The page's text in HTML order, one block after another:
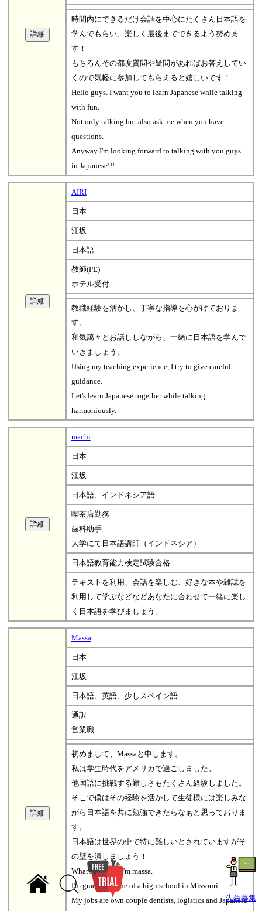
先生募集
時間内にできるだけ会話を中心にたくさん日本語を
学んでもらい、楽しく最後までできるよう努めま
す！
もちろんその都度質問や疑問があればお答えしてい
くので気軽に参加してもらえると嬉しいです！
Hello guys. I want you to learn Japanese while talking
with fun.
Not only talking but also ask me when you have
questions.
Anyway I'm looking forward to talking with you guys
in Japanese!!!
AIRI
日本
江坂
日本語
教師(PE)
ホテル受付
教職経験を活かし、丁寧な指導を心がけておりま
す。
和気藹々とお話ししながら、一緒に日本語を学んで
いきましょう。
Using my teaching experience, I try to give careful
guidance.
Let's learn Japanese together while talking
harmoniously.
machi
日本
江坂
日本語、インドネシア語
喫茶店勤務
歯科助手
大学にて日本語講師（インドネシア）
日本語教育能力検定試験合格
テキストを利用、会話を楽しむ、好きな本や雑誌を
利用して学ぶなどなどあなたに合わせて一緒に楽し
く日本語を学びましょう。
Massa
日本
江坂
日本語、英語、少しスペイン語
通訳
営業職
初めまして、Massaと申します。
私は学生時代をアメリカで過ごしました。
他国語に挑戦する難しさもたくさん経験しました。
そこで僕はその経験を活かして生徒様には楽しみな
がら日本語を共に勉強できたらなぁと思っておりま
す。
日本語は世界の中で特に難しいとされていますがそ
の壁を潰しましょう！
What's up guys I'm massa.
I'm graduated one of a high school in Missouri.
My jobs are own couple dentists, logistics and Japanese